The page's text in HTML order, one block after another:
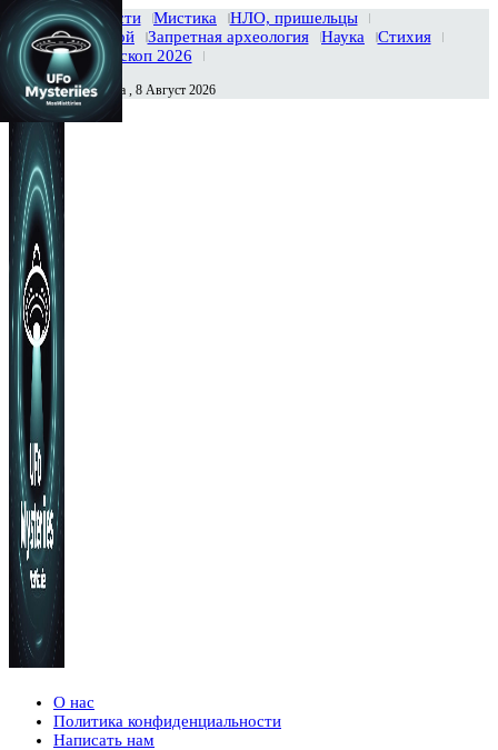
Главная Новости Мистика
НЛО, пришельцы
Тайны вселенной
Запретная археология Наука
Стихия
История
Гороскоп 2026
Сегодня Суббота , 8 Август 2026
О нас
Политика конфиденциальности
Написать нам